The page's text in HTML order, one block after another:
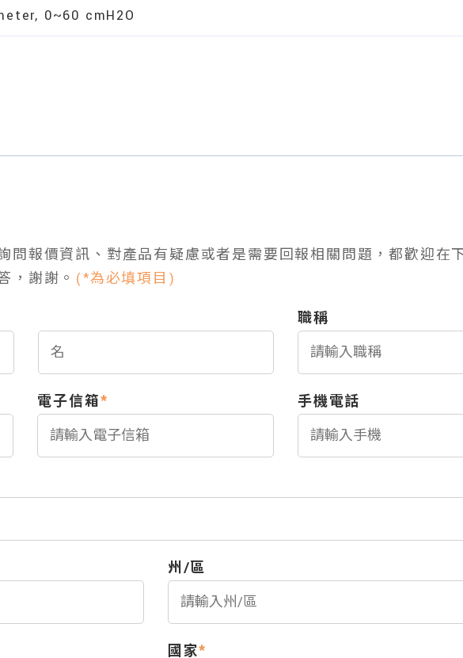
0~60 cmH2O
問報價資訊、對產品有疑慮或者是需要回報相關問題，都歡迎在
，謝謝。 (*為必填項目)
職稱
電子信箱* 手機電話
州/區
國家*